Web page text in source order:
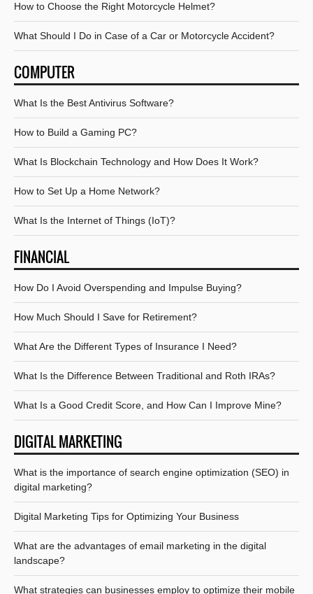
How to Choose the Right Motorcycle Helmet?
What Should I Do in Case of a Car or Motorcycle Accident?
COMPUTER
What Is the Best Antivirus Software?
How to Build a Gaming PC?
What Is Blockchain Technology and How Does It Work?
How to Set Up a Home Network?
What Is the Internet of Things (IoT)?
FINANCIAL
How Do I Avoid Overspending and Impulse Buying?
How Much Should I Save for Retirement?
What Are the Different Types of Insurance I Need?
What Is the Difference Between Traditional and Roth IRAs?
What Is a Good Credit Score, and How Can I Improve Mine?
DIGITAL MARKETING
What is the importance of search engine optimization (SEO) in
digital marketing?
Digital Marketing Tips for Optimizing Your Business
What are the advantages of email marketing in the digital
landscape?
What strategies can businesses employ to optimize their mobile